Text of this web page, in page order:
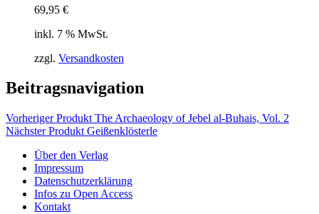
69,95 €
inkl. 7 % MwSt.
zzgl. Versandkosten
Beitragsnavigation
Vorheriger Produkt The Archaeology of Jebel al-Buhais, Vol. 2
Nächster Produkt Geißenklösterle
Über den Verlag
Impressum
Datenschutzerklärung
Infos zu Open Access
Kontakt